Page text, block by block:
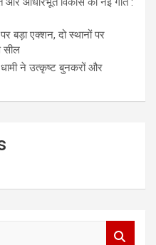
बड़ा एक्शन, दो स्थानों पर
सील
धामी ने उत्कृष्ट बुनकरों और